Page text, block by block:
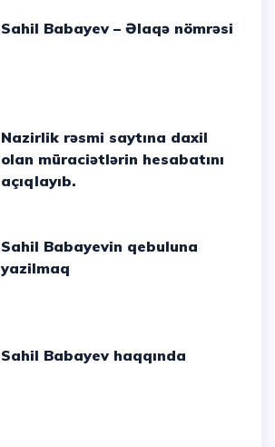
Sahil Babayev – Əlaqə nömrəsi
Nazirlik rəsmi saytına daxil
olan müraciətlərin hesabatını
açıqlayıb.
Sahil Babayevin qebuluna
yazilmaq
Sahil Babayev haqqında